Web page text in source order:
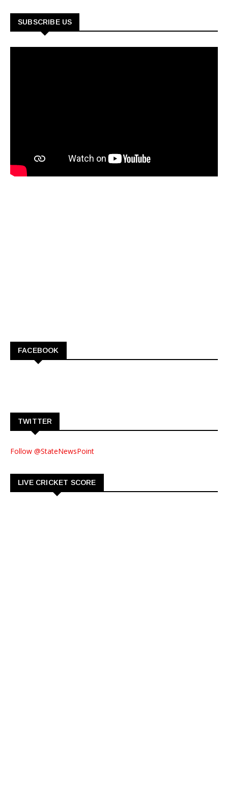
SUBSCRIBE US
FACEBOOK
TWITTER
Follow @StateNewsPoint
LIVE CRICKET SCORE